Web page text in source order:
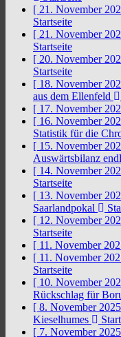
[ 21. November
Startseite
[ 21. November
Startseite
[ 20. November
Startseite
[ 18. November
aus dem Ellenfeld
[ 17. November
[ 16. November
Statistik für die
[ 15. November
Auswärtsbilanz
[ 14. November
Startseite
[ 13. November
Saarlandpokal
[ 12. November
Startseite
[ 11. November
[ 11. November
Startseite
[ 10. November
Rückschlag für
[ 8. November
Kieselhumes
[ 7. November